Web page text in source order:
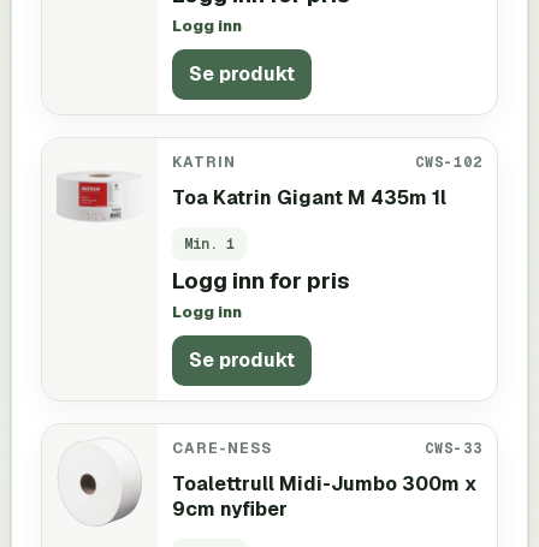
Logg inn
Se produkt
KATRIN CWS-102
Toa Katrin Gigant M 435m 1l
Min. 1
Logg inn for pris
Logg inn
Se produkt
CARE-NESS CWS-33
Toalettrull Midi-Jumbo 300m x
9cm nyfiber